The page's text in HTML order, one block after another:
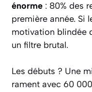
énorme : 80% des
première année. Si
motivation blindée
un filtre brutal.
Les débuts ? Une
rament avec 60